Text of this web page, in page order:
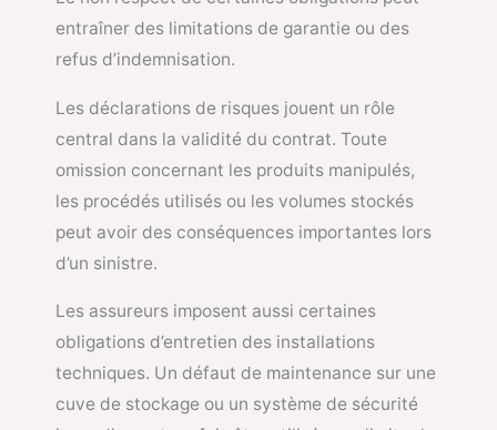
entraîner des limitations de garantie ou des
refus d’indemnisation.
Les déclarations de risques jouent un rôle
central dans la validité du contrat. Toute
omission concernant les produits manipulés,
les procédés utilisés ou les volumes stockés
peut avoir des conséquences importantes lors
d’un sinistre.
Les assureurs imposent aussi certaines
obligations d’entretien des installations
techniques. Un défaut de maintenance sur une
cuve de stockage ou un système de sécurité